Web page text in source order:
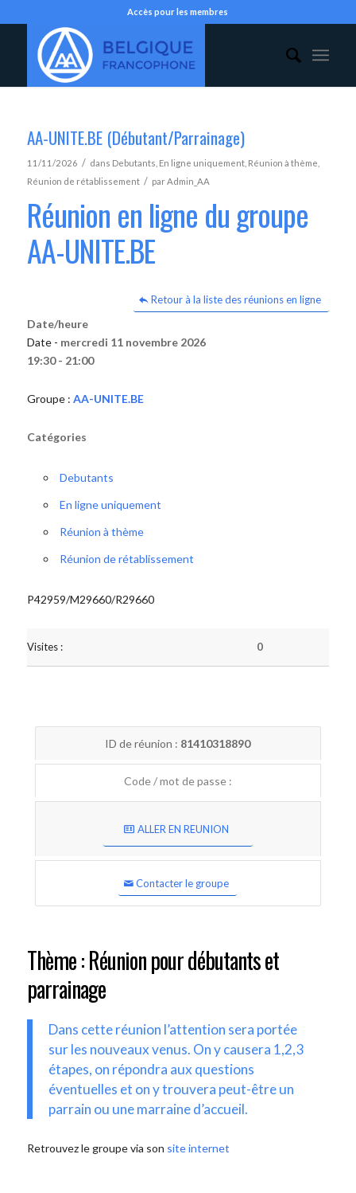
Accès pour les membres
AA-UNITE.BE (Débutant/Parrainage)
11/11/2026 / dans Debutants En ligne uniquement, Réunion à thème
Réunion de rétablissement / parAdmin_AA
Réunion en ligne du groupe
AA-UNITE.BE
Retour à la liste des réunions en ligne
Date/heure
Date - mercredi 11 novembre 2026
19:30 - 21:00
Groupe : AA-UNITE.BE
Catégories
Debutants
En ligne uniquement
Réunion à thème
Réunion de rétablissement
P42959/M29660/R29660
Visites : 0
ID de réunion : 81410318890
Code / mot de passe :
ALLER EN REUNION
Contacter le groupe
Thème : Réunion pour débutants et
parrainage
Dans cette réunion l’attention sera portée
sur les nouveaux venus. On y causera 1,2,3
étapes, on répondra aux questions
éventuelles et on y trouvera peut-être un
parrain ou une marraine d’accueil.
Retrouvez le groupe via son site internet